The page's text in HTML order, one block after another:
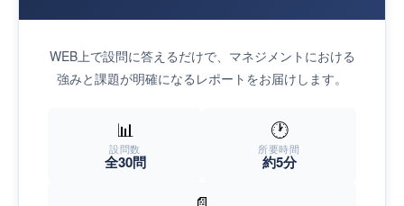
WEB上で設問に答えるだけで、マネジメントにおける
強みと課題が明確になるレポートをお届けします。
📊
設問数
全30問
🕐
所要時間
約5分